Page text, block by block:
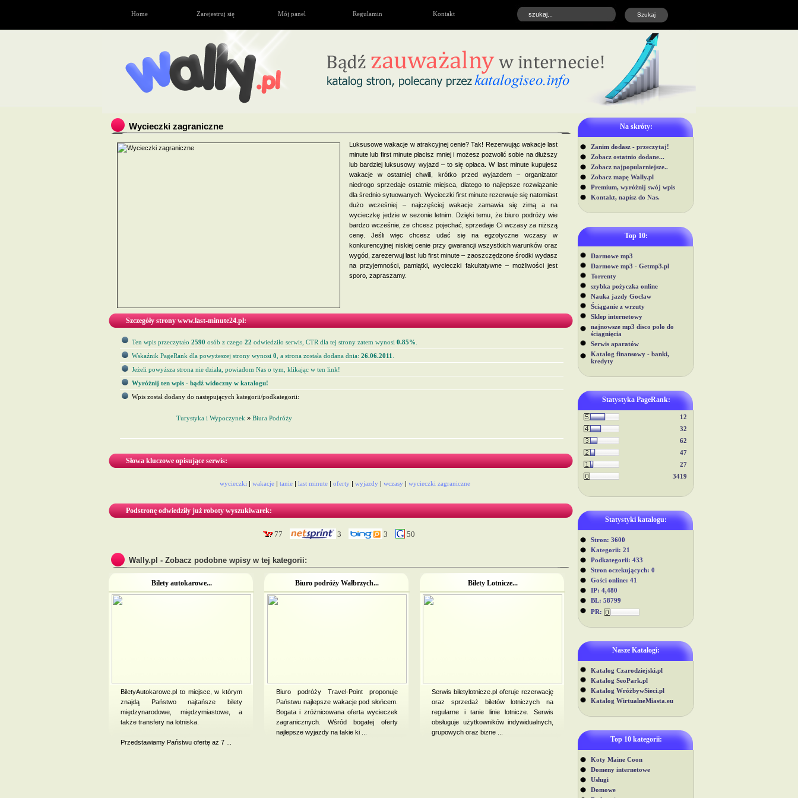
Home Zarejestruj się Mój panel Regulamin Kontakt
Na skróty:
Zanim dodasz - przeczytaj!
Zobacz ostatnio dodane...
Zobacz najpopularniejsze..
Zobacz mapę Wally.pl
Premium, wyróżnij swój wpis
Kontakt, napisz do Nas.
Top 10:
Darmowe mp3
Darmowe mp3 - Getmp3.pl
Torrenty
szybka pożyczka online
Nauka jazdy Gocław
Ściąganie z wrzuty
Sklep internetowy
najnowsze mp3 disco polo do
ściągnięcia
Serwis aparatów
Katalog finansowy - banki,
kredyty
Statystyka PageRank:
12
32
62
47
27
3419
Statystyki katalogu:
Stron: 3600
Kategorii: 21
Podkategorii: 433
Stron oczekujących: 0
Gości online: 41
IP: 4,480
BL: 58799
PR:
Nasze Katalogi:
Katalog Czarodziejski.pl
Katalog SeoPark.pl
Katalog WróżbywSieci.pl
Katalog WirtualneMiasta.eu
Top 10 kategorii:
Koty Maine Coon
Domeny internetowe
Usługi
Domowe
Wycieczki zagraniczne
Luksusowe wakacje w atrakcyjnej cenie? Tak! Rezerwując wakacje last
minute lub first minute płacisz mniej i możesz pozwolić sobie na dłuższy
lub bardziej luksusowy wyjazd – to się opłaca. W last minute kupujesz
wakacje w ostatniej chwili, krótko przed wyjazdem – organizator
niedrogo sprzedaje ostatnie miejsca, dlatego to najlepsze rozwiązanie
dla średnio sytuowanych. Wycieczki first minute rezerwuje się natomiast
dużo wcześniej – najczęściej wakacje zamawia się zimą a na
wycieczkę jedzie w sezonie letnim. Dzięki temu, że biuro podróży wie
bardzo wcześnie, że chcesz pojechać, sprzedaje Ci wczasy za niższą
cenę. Jeśli więc chcesz udać się na egzotyczne wczasy w
konkurencyjnej niskiej cenie przy gwarancji wszystkich warunków oraz
wygód, zarezerwuj last lub first minute – zaoszczędzone środki wydasz
na przyjemności, pamiątki, wycieczki fakultatywne – możliwości jest
sporo, zapraszamy.
Szczegóły strony www.last-minute24.pl:
Ten wpis przeczytało 2590 osób z czego 22 odwiedziło serwis, CTR dla tej strony zatem wynosi 0.85%
Wskaźnik PageRank dla powyżeszej strony wynosi 0 , a strona została dodana dnia: 26.06.2011
Jeżeli powyższa strona nie działa, powiadom Nas o tym, klikając w ten link!
Wyróżnij ten wpis - bądź widoczny w katalogu!
Wpis został dodany do następujących kategorii/podkategorii:
Turystyka i Wypoczynek » Biura Podróży
Słowa kluczowe opisujące serwis:
wycieczki | wakacje| tanie| last minute| oferty| wyjazdy| wczasy| wycieczki zagraniczne
Podstronę odwiedziły już roboty wyszukiwarek:
77 3 3 50
Wally.pl - Zobacz podobne wpisy w tej kategorii:
Bilety autokarowe...
BiletyAutokarowe.pl to miejsce, w którym
znajdą Państwo najtańsze bilety
międzynarodowe, międzymiastowe, a
także transfery na lotniska.
Przedstawiamy Państwu ofertę aż 7 ...
Biuro podróży Wałbrzych...
Biuro podróży Travel-Point proponuje
Państwu najlepsze wakacje pod słońcem.
Bogata i zróżnicowana oferta wycieczek
zagranicznych. Wśród bogatej oferty
najlepsze wyjazdy na takie ki ...
Bilety Lotnicze...
Serwis biletylotnicze.pl oferuje rezerwację
oraz sprzedaż biletów lotniczych na
regularne i tanie linie lotnicze. Serwis
obsługuje użytkowników indywidualnych,
grupowych oraz bizne ...